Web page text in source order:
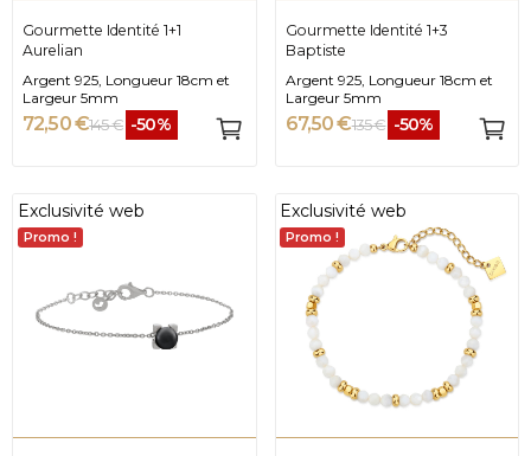
Gourmette Identité 1+1
Aurelian
Argent 925, Longueur 18cm et
Largeur 5mm
72,50 €145 € -50%
Gourmette Identité 1+3
Baptiste
Argent 925, Longueur 18cm et
Largeur 5mm
67,50 €135 € -50%
Exclusivité web
Promo !
Exclusivité web
Promo !